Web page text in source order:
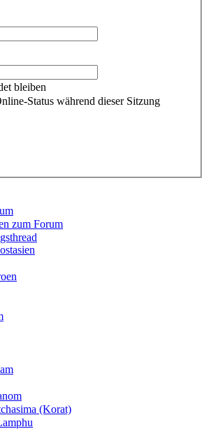
bleiben
Status während dieser Sitzung
zum Forum
(Korat)